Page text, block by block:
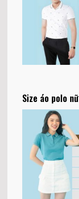
Size áo polo nữ